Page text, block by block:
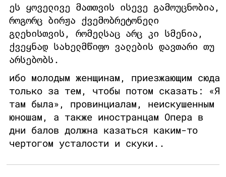
ეს ყოველივე მათთვის ისევე გამოუცნობია,
როგორც ბირჟა ქვემობრეტონელი
გლეხისთვის, რომელსაც არც კი სმენია,
ქვეყნად სახელმწიფო ვალების დავთარი თუ
არსებობს.
ибо молодым женщинам, приезжающим сюда
только за тем, чтобы потом сказать: «Я
там была», провинциалам, неискушенным
юношам, а также иностранцам Опера в
дни балов должна казаться каким-то
чертогом усталости и скуки..